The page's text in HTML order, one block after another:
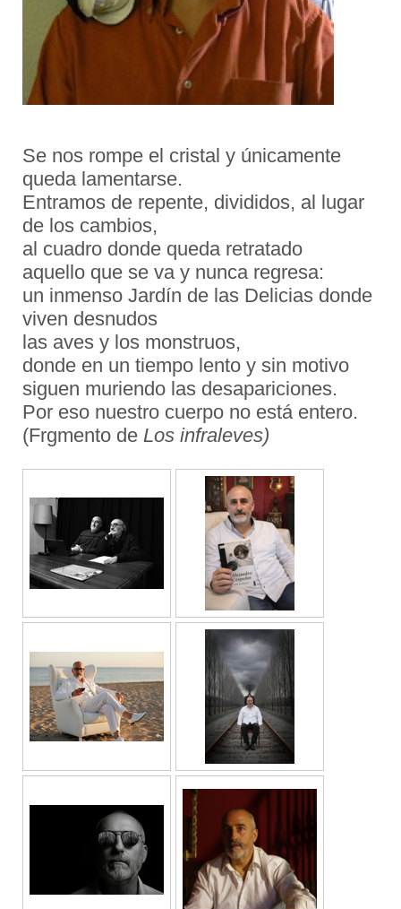
Se nos rompe el cristal y únicamente
queda lamentarse.
Entramos de repente, divididos, al lugar
de los cambios,
al cuadro donde queda retratado
aquello que se va y nunca regresa:
un inmenso Jardín de las Delicias donde
viven desnudos
las aves y los monstruos,
donde en un tiempo lento y sin motivo
siguen muriendo las desapariciones.
Por eso nuestro cuerpo no está entero.
(Frgmento de Los infraleves)